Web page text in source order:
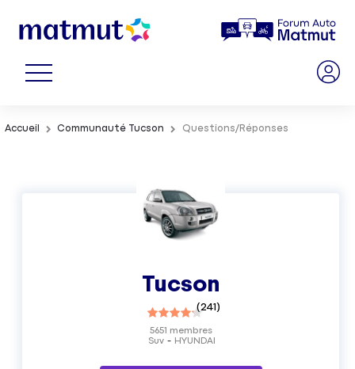
Accueil Communauté Tucson Questions/Réponses
Tucson
(241)
Suv HYUNDAI
5651 membres